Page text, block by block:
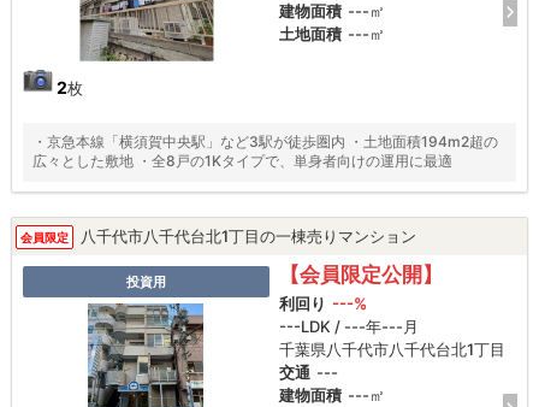
2枚
建物面積 ---㎡
土地面積 ---㎡
・京急本線「横須賀中央駅」など3駅が徒歩圏内 ・土地面積194m2超の
広々とした敷地 ・全8戸の1Kタイプで、単身者向けの運用に最適
会員限定 八千代市八千代台北1丁目の一棟売りマンション
投資用 【会員限定公開】
利回り ---%
---LDK / ---年---月
千葉県八千代市八千代台北1丁目
交通 ---
建物面積 ---㎡